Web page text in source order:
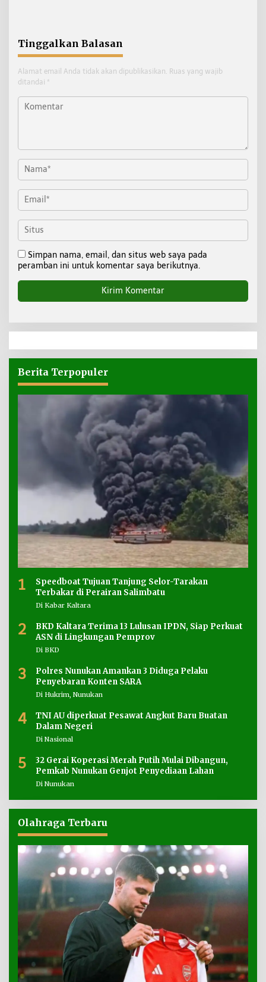
Tinggalkan Balasan
Alamat email Anda tidak akan dipublikasikan. Ruas yang wajib
ditandai *
Simpan nama, email, dan situs web saya pada
peramban ini untuk komentar saya berikutnya.
Berita Terpopuler
1
Speedboat Tujuan Tanjung Selor-Tarakan
Terbakar di Perairan Salimbatu
Di Kabar Kaltara
2
BKD Kaltara Terima 13 Lulusan IPDN, Siap Perkuat
ASN di Lingkungan Pemprov
Di BKD
3
Polres Nunukan Amankan 3 Diduga Pelaku
Penyebaran Konten SARA
Di Hukrim, Nunukan
4
TNI AU diperkuat Pesawat Angkut Baru Buatan
Dalam Negeri
Di Nasional
5
32 Gerai Koperasi Merah Putih Mulai Dibangun,
Pemkab Nunukan Genjot Penyediaan Lahan
Di Nunukan
Olahraga Terbaru